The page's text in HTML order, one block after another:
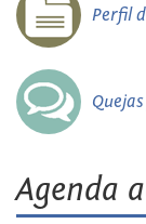
Perfil
Agenda